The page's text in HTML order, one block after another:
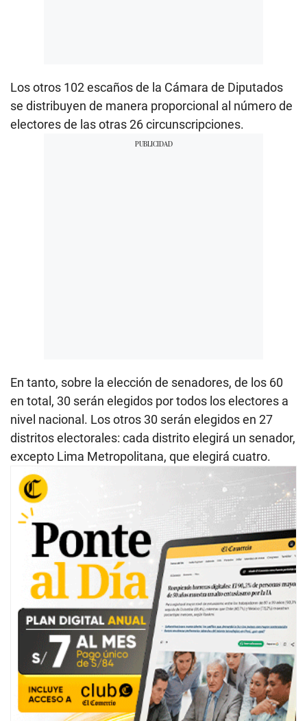
Los otros 102 escaños de la Cámara de Diputados
se distribuyen de manera proporcional al número de
electores de las otras 26 circunscripciones.
En tanto, sobre la elección de senadores, de los 60
en total, 30 serán elegidos por todos los electores a
nivel nacional. Los otros 30 serán elegidos en 27
distritos electorales: cada distrito elegirá un senador,
excepto Lima Metropolitana, que elegirá cuatro.